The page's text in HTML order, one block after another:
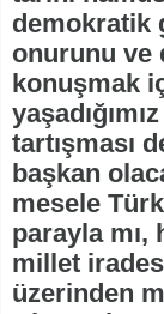
demokratik
onurunu ve
konuşmak
tartışması
başkan
mesele
parayla mı,
millet
üzerinden